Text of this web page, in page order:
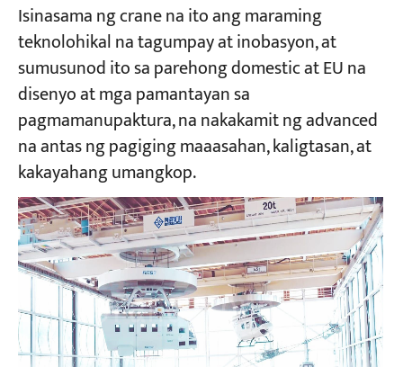
Mga Aplikasyon
Tungkol sa atin
Makipag-ugnayan sa amin
Isinasama ng crane na ito ang maraming
teknolohikal na tagumpay at inobasyon, at
sumusunod ito sa parehong domestic at EU na
disenyo at mga pamantayan sa
pagmamanupaktura, na nakakamit ng advanced
na antas ng pagiging maaasahan, kaligtasan, at
kakayahang umangkop.